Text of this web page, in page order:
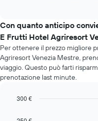
il
prezzo
medio
di
una
camera
per
giorno
settimana
Con quanto anticipo
E Frutti Hotel Agriresort
Per ottenere il prezzo migliore
Agriresort Venezia Mestre,
viaggio. Questo può farti
prenotazione last minute.
300 €